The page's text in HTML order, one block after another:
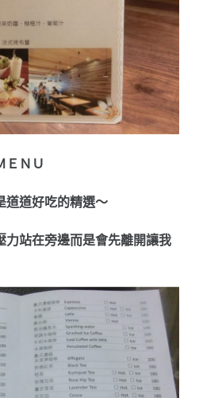
ＥＮＵ
道道好吃的精選～
力站在旁邊而是會先離開讓我